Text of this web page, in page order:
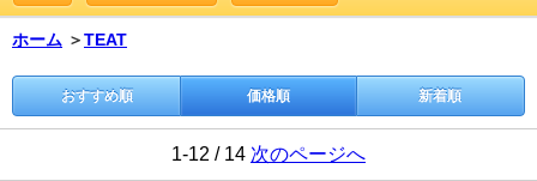
ホーム ＞TEAT
おすすめ順 価格順 新着順
1-12 / 14 次のページへ